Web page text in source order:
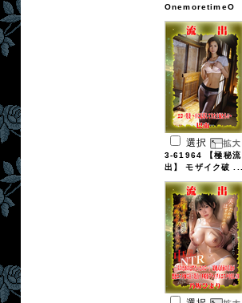
OnemoretimeO
選択
3-61964 【極秘流
出】 モザイク破 ...